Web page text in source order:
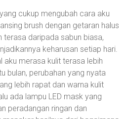
cukup mengubah cara aku
brush dengan getaran halus
terasa daripada sabun biasa,
keharusan setiap hari.
aku merasa kulit terasa lebih
bulan, perubahan yang nyata
lebih rapat dan warna kulit
ada lampu LED mask yang
peradangan ringan dan